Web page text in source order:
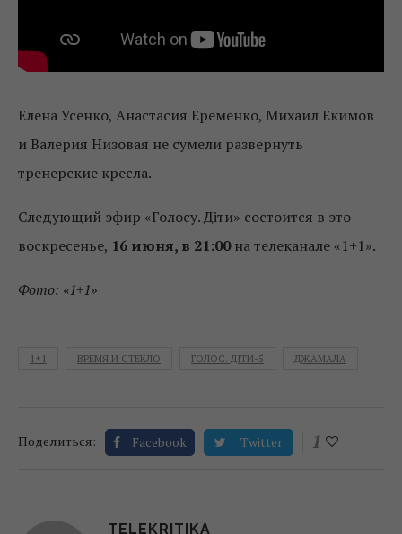
Елена Усенко, Анастасия Еременко, Михаил Екимов
и Валерия Низовая не сумели развернуть
тренерские кресла.
Следующий эфир «Голосу. Діти» состоится в это
воскресенье, 16 июня, в 21:00на телеканале «1+1».
Фото: «1+1»
1+1 ВРЕМЯ И СТЕКЛО ГОЛОС. ДІТИ-5 ДЖАМАЛА
Поделиться: Facebook Twitter 1
TELEKRITIKA